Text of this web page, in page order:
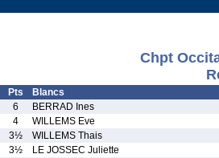
Chpt
Pts
Blancs
6
BERRAD Ines
4
WILLEMS Eve
3½
WILLEMS Thais
3½
LE JOSSEC Juliette